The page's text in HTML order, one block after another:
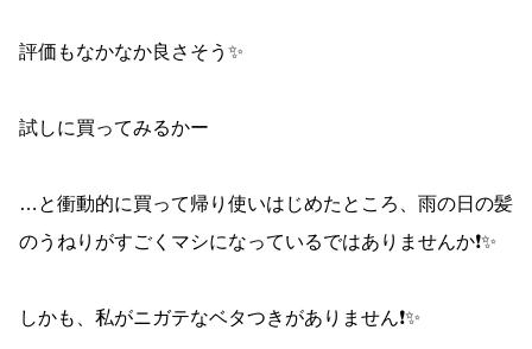
評価もなかなか良さそう✨
試しに買ってみるかー
…と衝動的に買って帰り使いはじめたところ、雨の日の髪
のうねりがすごくマシになっているではありませんか❗️✨
しかも、私がニガテなベタつきがありません❗️✨